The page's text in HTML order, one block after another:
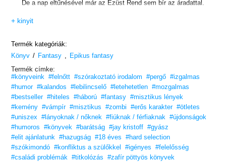
De a nap eltűnésével már az Ezüst Rend sem bír az áradattal.
Ősellenségei fogságában az utolsó ezüstszent kénytelen elmesélni a
a Vérháborúk és az Örök Király történetét,
aminek végcélja az emberiség utolsó reménye:
A Vámpírbirodalom illusztrált, epikus, dark fantasy;
Interjú a vámpírral Az út és A szél neve
törvénytelen gyereke.
Az utóbbi évek legegyedibb vámpírregénye.
Fedezd fel a mélységeit!
„A Vámpírbirodalom nem az ijedősök könyve. A több mint nyolcszáz
oldalas mű
csak úgy dagad a szó szerinti és a képletes sötétségtől.”
– Lacy Baugher, Den of Geek
+ kinyit
Termék kategóriák:
Könyv / Fantasy
Epikus fantasy
Termék címke:
#könyveink #felnőtt #szórakoztató irodalom #pergő #izgalmas
#humor #kalandos #lebilincselő #letehetetlen #mozgalmas
#bestseller #hiteles #háború #fantasy #misztikus lények
#kemény #vámpír #misztikus #zombi #erős karakter #ötletes
#uniszex #lányoknak / nőknek #fiúknak / férfiaknak #újdonságok
#humoros
#könyvek #barátság #jay kristoff #gyász
#elit ajánlatunk #hazugság #18 éves
#hard selection
#szókimondó #konfliktus a szülőkkel #igényes
#felelősség
#családi problémák #titkolózás
#zafír pöttyös könyvek